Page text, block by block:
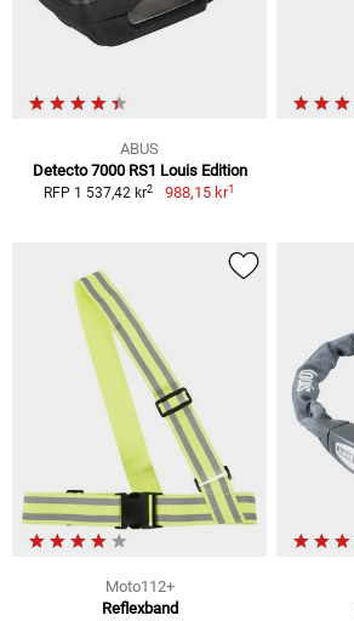
ABUS
Detecto 7000 RS1 Louis Edition
RFP 1 537,42 kr2 988,15 kr1
Moto112+
Reflexband